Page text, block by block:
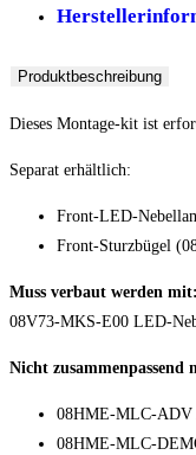
Produktbeschreibung
Dieses Montage-kit ist
Separat erhältlich:
Front-LED-
Front-Sturzbügel
Muss verbaut werden mit:
08V73-MKS-E00 LED-
Nicht zusammenpassend
08HME-MLC-ADV
08HME-MLC-